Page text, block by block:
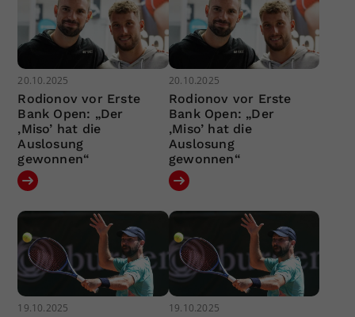
20.10.2025
Rodionov vor Erste
Bank Open: „Der
‚Miso’ hat die
Auslosung
gewonnen“
20.10.2025
Rodionov vor Erste
Bank Open: „Der
‚Miso’ hat die
Auslosung
gewonnen“
19.10.2025 19.10.2025